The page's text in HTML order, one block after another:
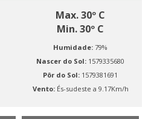
Max. 30º C
Min. 30º C
Humidade: 79%
Nascer do Sol: 1579335680
Pôr do Sol: 1579381691
Vento: És-sudeste a 9.17Km/h